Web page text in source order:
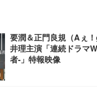
要潤＆正門良規（Aぇ
井理主演「連続ドラマ
者-」特報映像